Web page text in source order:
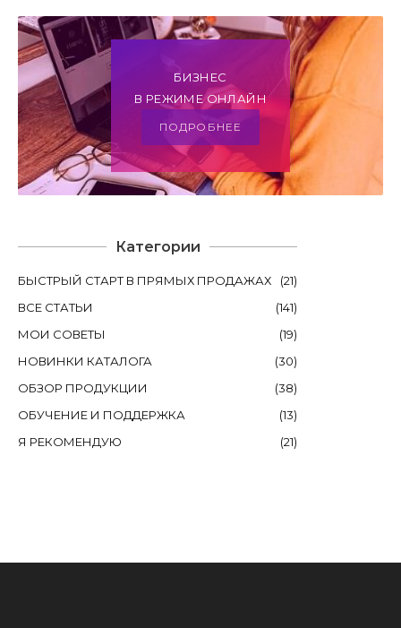
Категории
БЫСТРЫЙ СТАРТ В ПРЯМЫХ ПРОДАЖАХ (21)
ВСЕ СТАТЬИ
(141)
МОИ СОВЕТЫ
(19)
НОВИНКИ КАТАЛОГА
(30)
ОБЗОР ПРОДУКЦИИ
(38)
ОБУЧЕНИЕ И ПОДДЕРЖКА
(13)
Я РЕКОМЕНДУЮ
(21)
БИЗНЕС
В РЕЖИМЕ ОНЛАЙН
ПОДРОБНЕЕ